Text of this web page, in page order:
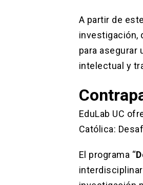
A partir de
investigación,
para asegurar
intelectual y
EduLab UC
Católica:
El programa “